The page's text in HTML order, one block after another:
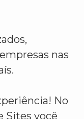
nas
No
Sites você